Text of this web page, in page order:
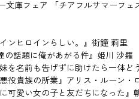
文庫フェア 「チアフルサマーフ
ンヒロインらしい。』街鐘 莉里
の話題に俺があがる件』姫川 沙羅
を名前も告げずに助けたら一体ど
役貴族の所業』アリス・ルーン・
可愛い女の子と友だちになった』